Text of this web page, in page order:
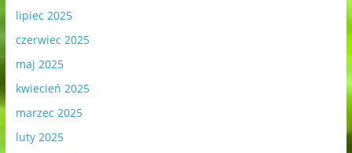
lipiec 2025
czerwiec 2025
maj 2025
kwiecień 2025
marzec 2025
luty 2025